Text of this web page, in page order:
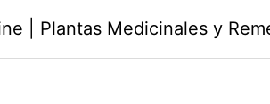
| Plantas Medicinales y